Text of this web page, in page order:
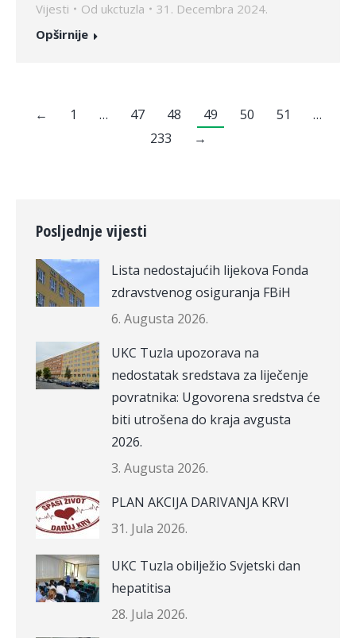
Vijesti Od ukctuzla
31. Decembra 2024.
Opširnije
← 1 … 47 48 49 50 51
…
233
→
Posljednje vijesti
Lista nedostajućih lijekova Fonda
zdravstvenog osiguranja FBiH
6. Augusta 2026.
UKC Tuzla upozorava na
nedostatak sredstava za liječenje
povratnika: Ugovorena sredstva će
biti utrošena do kraja avgusta
2026.
3. Augusta 2026.
PLAN AKCIJA DARIVANJA KRVI
31. Jula 2026.
UKC Tuzla obilježio Svjetski dan
hepatitisa
28. Jula 2026.